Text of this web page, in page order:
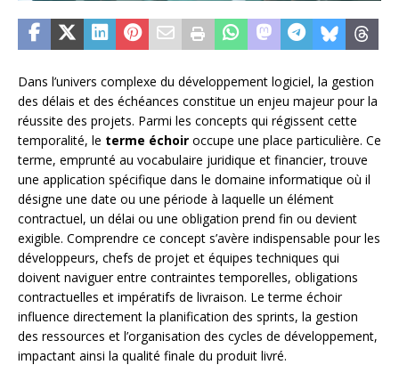
Dans l’univers complexe du développement logiciel, la gestion
des délais et des échéances constitue un enjeu majeur pour la
réussite des projets. Parmi les concepts qui régissent cette
temporalité, le terme échoir occupe une place particulière. Ce
terme, emprunté au vocabulaire juridique et financier, trouve
une application spécifique dans le domaine informatique où il
désigne une date ou une période à laquelle un élément
contractuel, un délai ou une obligation prend fin ou devient
exigible. Comprendre ce concept s’avère indispensable pour les
développeurs, chefs de projet et équipes techniques qui
doivent naviguer entre contraintes temporelles, obligations
contractuelles et impératifs de livraison. Le terme échoir
influence directement la planification des sprints, la gestion
des ressources et l’organisation des cycles de développement,
impactant ainsi la qualité finale du produit livré.